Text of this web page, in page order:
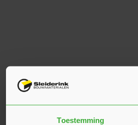
Toestemming